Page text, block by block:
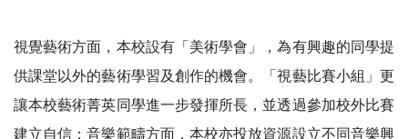
視覺藝術方面，本校設有「美術學會」，為有興趣的同學提
供課堂以外的藝術學習及創作的機會。「視藝比賽小組」更
讓本校藝術菁英同學進一步發揮所長，並透過參加校外比賽
建立自信；音樂範疇方面，本校亦投放資源設立不同音樂興